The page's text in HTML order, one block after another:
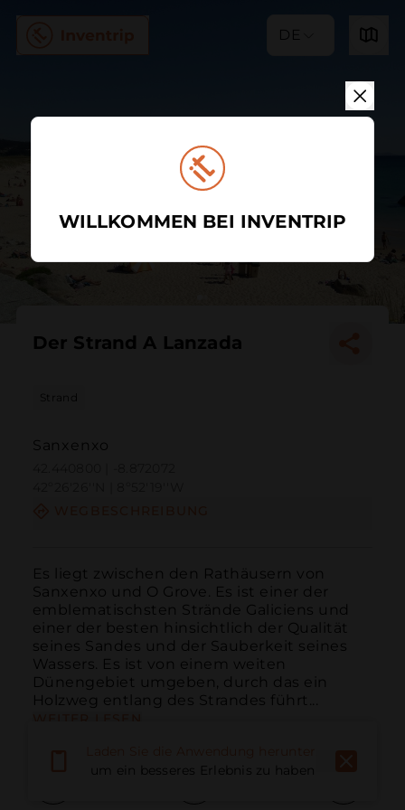
DE
Der Strand A Lanzada
Strand
Sanxenxo
Es liegt zwischen den Rathäusern von
Sanxenxo und O Grove. Es ist einer der
emblematischsten Strände Galiciens und
einer der besten hinsichtlich der Qualität
seines Sandes und der Sauberkeit seines
Wassers. Es ist von einem weiten
Dünengebiet umgeben, durch das ein
Holzweg entlang des Strandes führt...
um ein besseres Erlebnis zu haben
WILLKOMMEN BEI INVENTRIP